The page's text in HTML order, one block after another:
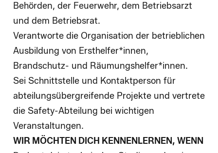
Behörden, der Feuerwehr, dem Betriebsarzt
und dem Betriebsrat.
Verantworte die Organisation der betrieblichen
Ausbildung von Ersthelfer*innen,
Brandschutz- und Räumungshelfer*innen.
Sei Schnittstelle und Kontaktperson für
abteilungsübergreifende Projekte und vertrete
die Safety-Abteilung bei wichtigen
Veranstaltungen.
WIR MÖCHTEN DICH KENNENLERNEN, WENN